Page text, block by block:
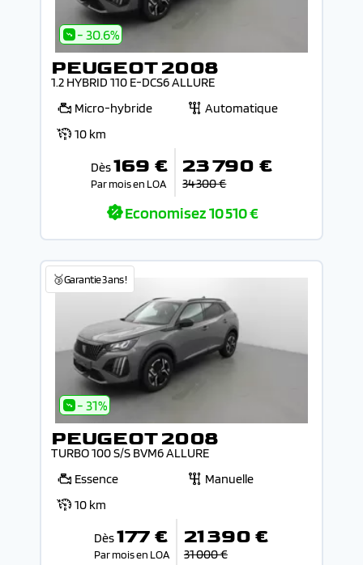
- 30.6%
PEUGEOT 2008
1.2 HYBRID 110 E-DCS6 ALLURE
Micro-hybride
Automatique
10 km
Dès169 €
Par mois en LOA
23 790 €
34 300 €
Economisez10 510 €
🥉Garantie 3 ans !
- 31%
PEUGEOT 2008
TURBO 100 S/S BVM6 ALLURE
Essence
Manuelle
10 km
Dès177 €
Par mois en LOA
21 390 €
31 000 €